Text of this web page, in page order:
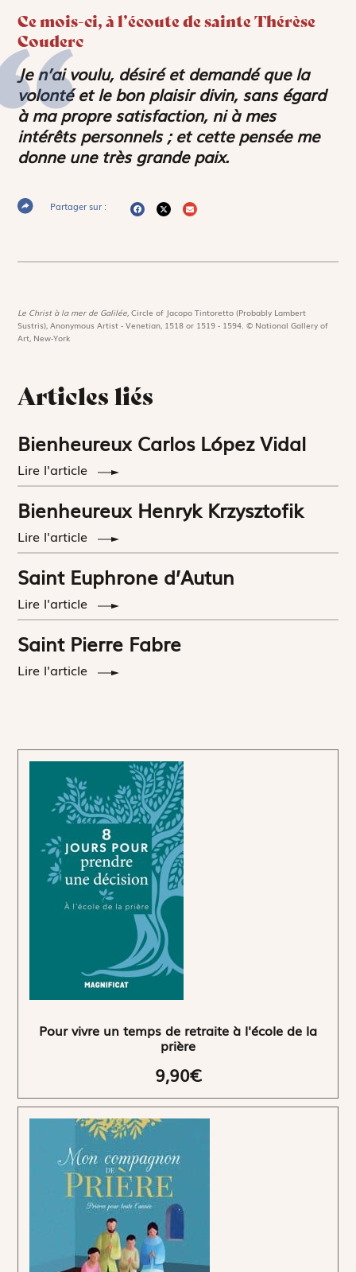
Ce mois-ci, à l’écoute de sainte Thérèse
Couderc
Je n’ai voulu, désiré et demandé que la
volonté et le bon plaisir divin, sans égard
à ma propre satisfaction, ni à mes
intérêts personnels ; et cette pensée me
donne une très grande paix.
Partager sur :
Le Christ à la mer de Galilée,Circle of Jacopo Tintoretto (Probably Lambert
Sustris), Anonymous Artist - Venetian, 1518 or 1519 - 1594. © National Gallery of
Art, New-York
Articles liés
Bienheureux Carlos López Vidal
Lire l'article
Bienheureux Henryk Krzysztofik
Lire l'article
Saint Euphrone d’Autun
Lire l'article
Saint Pierre Fabre
Lire l'article
Pour vivre un temps de retraite à l'école de la
prière
9,90€